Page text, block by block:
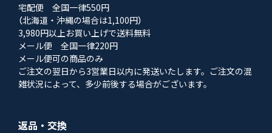
宅配便 全国一律550円
（北海道・沖縄の場合は1,100円）
3,980円以上お買い上げで送料無料
メール便 全国一律220円
メール便可の商品のみ
ご注文の翌日から3営業日以内に発送いたします。ご注文の混
雑状況によって、多少前後する場合がございます。
返品・交換